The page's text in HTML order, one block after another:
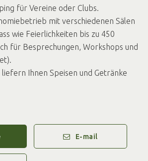
für Vereine oder Clubs.
mit verschiedenen Sälen
wie Feierlichkeiten bis zu 450
für Besprechungen, Workshops und
Ihnen Speisen und Getränke
bis zu 50 Personen.
Außerdem ist die
von Ponycamps möglich.
Umgebung im Achterhoek können
E-mail